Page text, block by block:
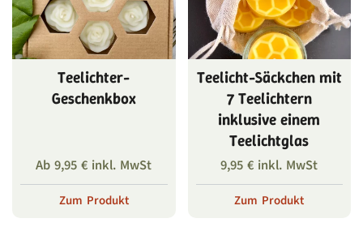
Teelichter-
Geschenkbox
Ab9,95€ inkl. MwSt
Zum Produkt
Teelicht-Säckchen mit
7 Teelichtern
inklusive einem
Teelichtglas
9,95€ inkl. MwSt
Zum Produkt